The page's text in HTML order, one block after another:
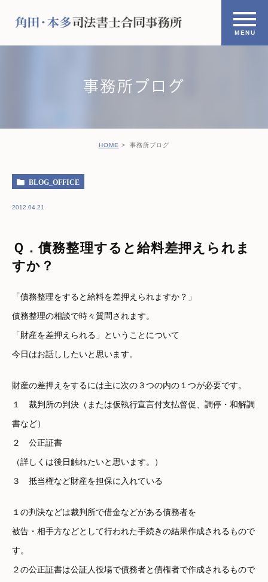
事務所ブログ
HOME 事務所ブログ
BLOG_OFFICE
2012.04.21
Ｑ．債務整理すると給料差押えられま
すか？
「債務整理をすると給料を差押えられますか？」
債務整理の相談で時々質問されます。
「財産を差押えられる」ということについて
今日はお話ししたいと思います。
財産の差押えをするには主に次の３つの内の１つが必要です。
１ 裁判所の判決（または仮執行宣言付支払督促、調停・和解調
書など）
２ 公正証書
（詳しくは後日触れたいと思います。）
３ 抵当権など財産を担保に入れている
１の判決などは裁判所で借金などがある債務者を
被告・相手方などとして行われた手続きの結果作成されるもので
す。
２の公正証書は公証人役場で債務者と債権者で作成されるもので